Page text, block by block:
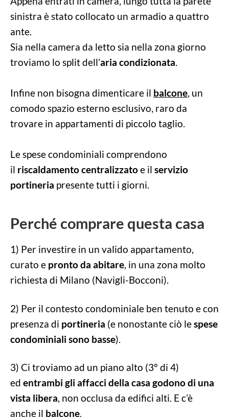
sinistra è stato collocato un armadio a quattro
ante.
Sia nella camera da letto sia nella zona giorno
troviamo lo split dell’aria condizionata
Infine non bisogna dimenticare il balcone , un
comodo spazio esterno esclusivo, raro da
trovare in appartamenti di piccolo taglio.
Le spese condominiali comprendono
il riscaldamento centralizzatoe il servizio
portineria presente tutti i giorni.
Perché comprare questa casa
1) Per investire in un valido appartamento,
curato e pronto da abitare, in una zona molto
richiesta di Milano (Navigli-Bocconi).
2) Per il contesto condominiale ben tenuto e con
presenza di portineria (e nonostante ciò lespese
condominiali sono basse).
3) Ci troviamo ad un piano alto (3° di 4)
ed entrambi gli affacci della casa godono di una
vista libera, non occlusa da edifici alti. E c’è
anche il balcone.